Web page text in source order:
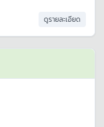
ดูรายละเอียด